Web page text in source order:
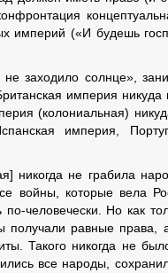
империй («И будешь
заходило солнце»,
империя
(колониальная)
империя,
никогда не грабила
войны, которые вела
по-человечески. Но как
равные права,
Такого никогда не
все народы,